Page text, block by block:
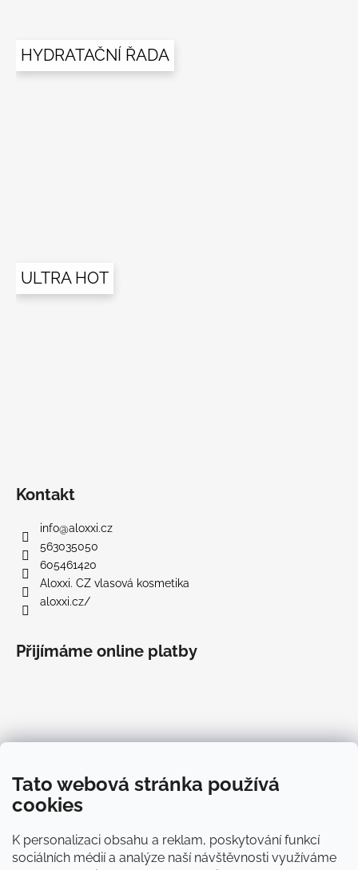
Tato webová stránka používá
cookies
K personalizaci obsahu a reklam, poskytování funkcí
sociálních médií a analýze naší návštěvnosti využíváme
HYDRATAČNÍ ŘADA
ULTRA HOT
Kontakt
info@aloxxi.cz
563035050
605461420
Aloxxi. CZ vlasová kosmetika
aloxxi.cz/
Přijímáme online platby
O Aloxxi®
Blog
Platba
Obchodní podmínky